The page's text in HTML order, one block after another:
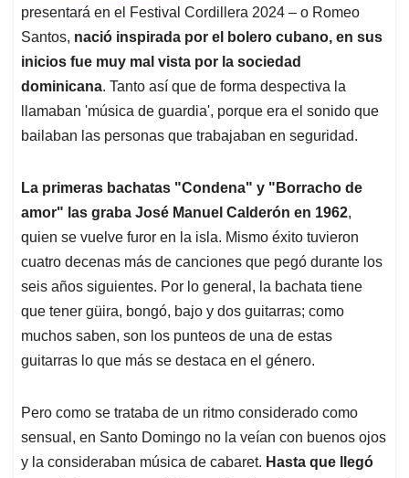
p
p
o
k
I
n
s
presentará en el Festival Cordillera 2024 – o Romeo
Santos, nació inspirada por el bolero cubano, en sus
inicios fue muy mal vista por la sociedad
dominicana. Tanto así que de forma despectiva la
llamaban 'música de guardia', porque era el sonido que
bailaban las personas que trabajaban en seguridad.
La primeras bachatas "Condena" y "Borracho de
amor" las graba José Manuel Calderón en 1962,
quien se vuelve furor en la isla. Mismo éxito tuvieron
cuatro decenas más de canciones que pegó durante los
seis años siguientes. Por lo general, la bachata tiene
que tener güira, bongó, bajo y dos guitarras; como
muchos saben, son los punteos de una de estas
guitarras lo que más se destaca en el género.
Pero como se trataba de un ritmo considerado como
sensual, en Santo Domingo no la veían con buenos ojos
y la consideraban música de cabaret. Hasta que llegó